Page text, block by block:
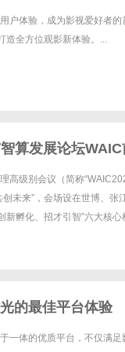
户体验，成为影视爱好者
造全方位观影新体验。...
算发展论坛
高级别会议（简称
未来”，会场设在世博、张
孵化、招才引智”六大核
的最佳平台体验
一体的优质平台，不仅满